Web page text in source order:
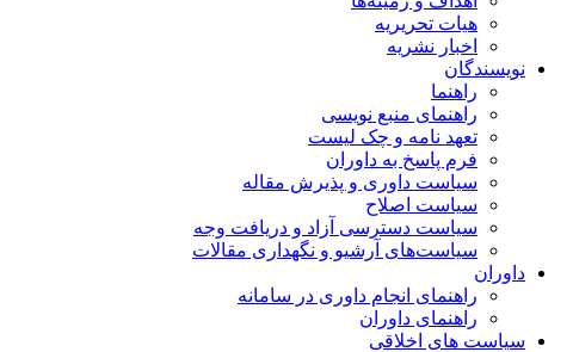
هیات تحریریه
اخبار نشریه
نویسندگان
راهنما
راهنمای منبع نویسی
تعهد نامه و چک لیست
فرم پاسخ به داوران
سیاست داوری و پذیرش مقاله
سیاست اصلاح
سیاست دسترسی آزاد و دریافت وجه
سیاست‌های آرشیو و نگهداری مقالات
داوران
راهنمای انجام داوری در سامانه
راهنمای داوران
سیاست های اخلاقی